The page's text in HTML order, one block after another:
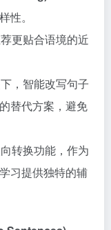
性。
更贴合语境的近
，智能改写句子
替代方案，避免
转换功能，作为
习提供独特的辅